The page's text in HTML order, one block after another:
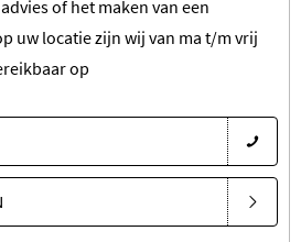
of het maken van een
uw locatie zijn wij van ma t/m vrij
op